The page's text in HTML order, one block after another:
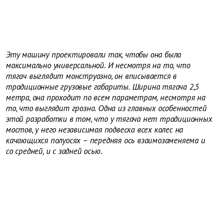
Эту машину проектировали так, чтобы она была
максимально универсальной. И несмотря на то, что
тягач выглядит монструозно, он вписывается в
традиционные грузовые габариты. Ширина тягача 2,5
метра, она проходит по всем параметрам, несмотря на
то, что выглядит грозно. Одна из главных особенностей
этой разработки в том, что у тягача нет традиционных
мостов, у него независимая подвеска всех колес на
качающихся полуосях – передняя ось взаимозаменяема и
со средней, и с задней осью.